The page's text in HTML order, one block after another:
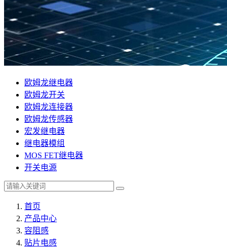
欧姆龙继电器
欧姆龙开关
欧姆龙连接器
欧姆龙传感器
宏发继电器
继电器模组
MOS FET继电器
开关电源
首页
产品中心
容阻感
贴片电感